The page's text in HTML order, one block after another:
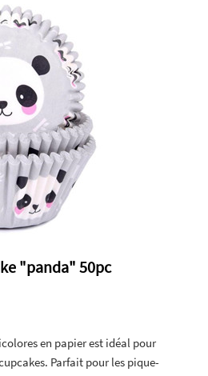
"panda" 50pc
en papier est idéal pour
Parfait pour les pique-